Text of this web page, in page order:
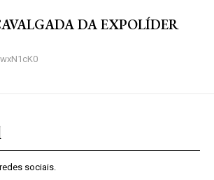
DA EXPOLÍDER
sociais.